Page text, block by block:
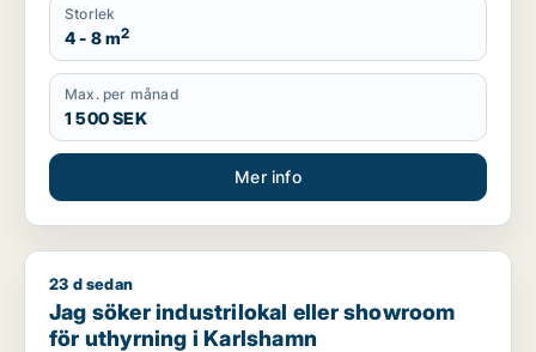
Storlek
4 - 8 m2
Max. per månad
1 500 SEK
Mer info
Jag söker industrilokal eller showroom för uthyrning i
23 d sedan
Jag söker industrilokal eller showroom
för uthyrning i Karlshamn